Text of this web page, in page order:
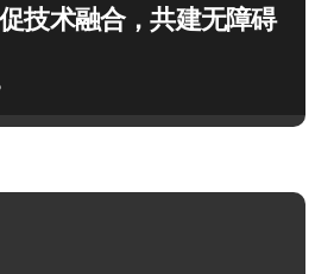
技术融合，共建无障碍